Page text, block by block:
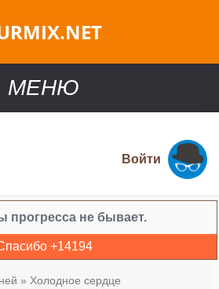
МЕНЮ
Войти
прогресса не бывает.
+14194
» Холодное сердце